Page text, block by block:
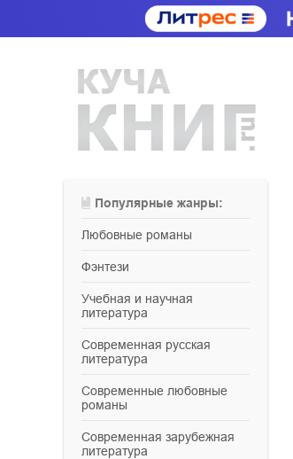
Популярные жанры:
любовные романы
фэнтези
учебная и научная
литература
современная русская
литература
современные любовные
романы
современная зарубежная
литература